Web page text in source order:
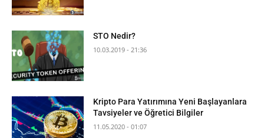
STO Nedir?
10.03.2019 - 21:36
Kripto Para Yatırımına Yeni Başlayanlara
Tavsiyeler ve Öğretici Bilgiler
11.05.2020 - 01:07